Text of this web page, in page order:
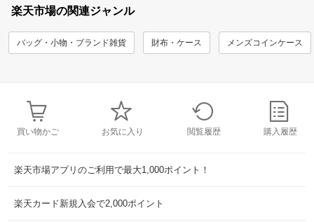
楽天市場の関連ジャンル
バッグ・小物・ブランド雑貨 財布・ケース メンズコインケース
買い物かご お気に入り 閲覧履歴 購入履歴
楽天市場アプリのご利用で最大1,000ポイント！
楽天カード新規入会で2,000ポイント